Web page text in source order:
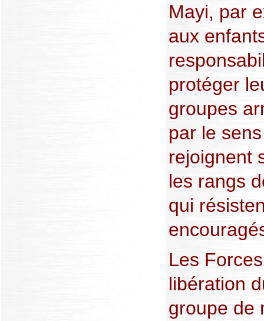
Mayi, par
aux
protéger
groupes
par le
rejoignent
les rangs
qui
Les
libération
groupe de